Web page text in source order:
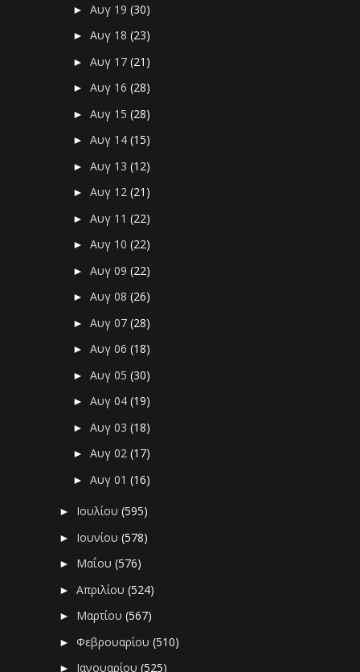
►Αυγ 19(30)
►Αυγ 18(23)
►Αυγ 17(21)
►Αυγ 16(28)
►Αυγ 15(28)
►Αυγ 14(15)
►Αυγ 13(12)
►Αυγ 12(21)
►Αυγ 11(22)
►Αυγ 10(22)
►Αυγ 09(22)
►Αυγ 08(26)
►Αυγ 07(28)
►Αυγ 06(18)
►Αυγ 05(30)
►Αυγ 04(19)
►Αυγ 03(18)
►Αυγ 02(17)
►Αυγ 01(16)
► Ιουλίου(595)
► Ιουνίου(578)
► Μαΐου(576)
►Απριλίου(524)
► Μαρτίου(567)
►Φεβρουαρίου(510)
► Ιανουαρίου(525)